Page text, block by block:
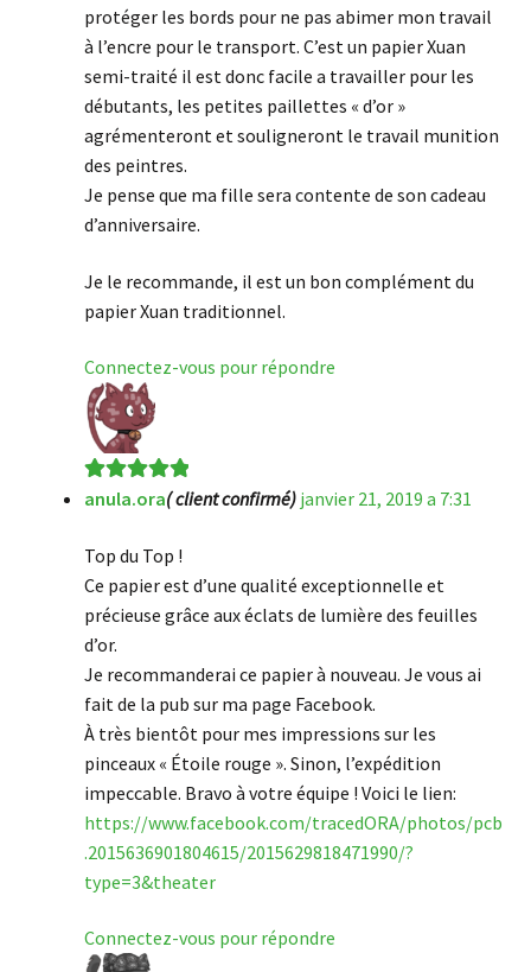
protéger les bords pour ne pas abimer mon travail
à l’encre pour le transport. C’est un papier Xuan
semi-traité il est donc facile a travailler pour les
débutants, les petites paillettes « d’or »
agrémenteront et souligneront le travail munition
des peintres.
Je pense que ma fille sera contente de son cadeau
d’anniversaire.
Je le recommande, il est un bon complément du
papier Xuan traditionnel.
Connectez-vous pour répondre
Note5 sur 5
anula.ora( client confirmé) janvier 21, 2019 a 7:31
Top du Top !
Ce papier est d’une qualité exceptionnelle et
précieuse grâce aux éclats de lumière des feuilles
d’or.
Je recommanderai ce papier à nouveau. Je vous ai
fait de la pub sur ma page Facebook.
À très bientôt pour mes impressions sur les
pinceaux « Étoile rouge ». Sinon, l’expédition
impeccable. Bravo à votre équipe ! Voici le lien:
https://www.facebook.com/tracedORA/photos/pcb
.2015636901804615/2015629818471990/?
type=3&theater
Connectez-vous pour répondre